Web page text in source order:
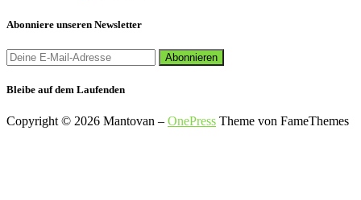
Abonniere unseren Newsletter
Bleibe auf dem Laufenden
Copyright © 2026 Mantovan – OnePress Theme von FameThemes